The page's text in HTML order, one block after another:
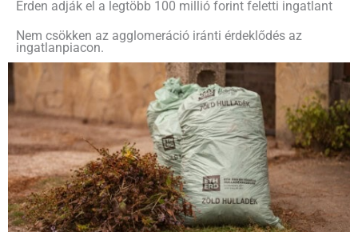
Érden adják el a legtöbb 100 millió forint feletti ingatlant
Nem csökken az agglomeráció iránti érdeklődés az
ingatlanpiacon.